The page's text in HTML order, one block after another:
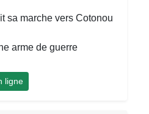
sa marche vers Cotonou
arme de guerre
ligne